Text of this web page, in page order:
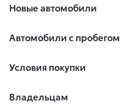
Новые автомобили
Автомобили с пробегом
Условия покупки
Владельцам